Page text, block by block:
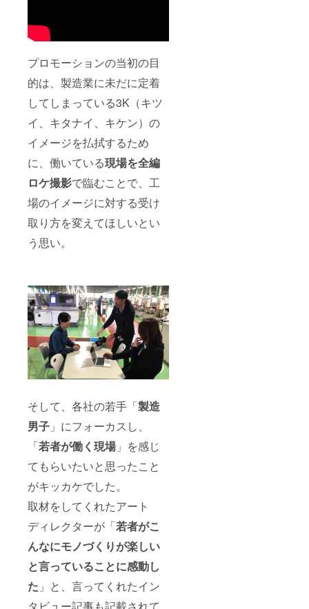
プロモーションの当初の目
的は、製造業に未だに定着
してしまっている3K（キツ
イ、キタナイ、キケン）の
イメージを払拭するため
に、働いている現場を全編
ロケ撮影で臨むことで、工
場のイメージに対する受け
取り方を変えてほしいとい
う思い。
そして、各社の若手「製造
男子 」にフォーカスし、
「若者が働く現場」を感じ
てもらいたいと思ったこと
がキッカケでした。
取材をしてくれたアート
ディレクターが「若者がこ
んなにモノづくりが楽しい
と言っていることに感動し
た 」と、言ってくれたイン